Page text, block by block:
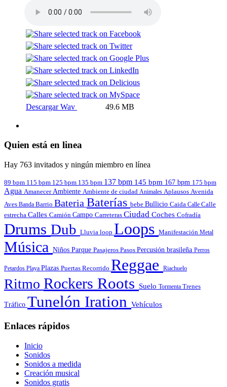
Descargar Wav 49.6 MB
Quien está en linea
Hay 763 invitados y ningún miembro en línea
89 bpm 115 bpm 125 bpm 135 bpm 137 bpm 145 bpm 167 bpm 175 bpm
Agua AmanecerAmbiente Ambiente de ciudad Animales Aplausos Avenida
Aves Banda Barrio Bateria Baterías bebe Bullicio Caida Calle Calle
estrecha Calles Camión Campo Carreteras Ciudad Coches Cofradía
Drums Dub Lluvia loop Loops Manifestación Metal
Música Niños Parque Pasajeros Pasos Percusión brasileña Perros
Petardos Playa Plazas Puertas Recorrido Reggae Riachuelo
Ritmo Rockers Roots Suelo Tormenta Trenes
Tráfico Tunelón Iration Vehículos
Enlaces rápidos
Inicio
Sonidos
Sonidos a medida
Creación musical
Sonidos gratis